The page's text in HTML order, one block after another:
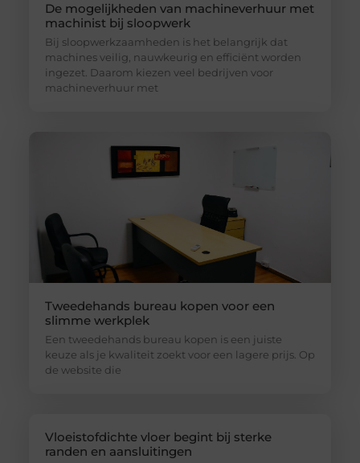
De mogelijkheden van machineverhuur met
machinist bij sloopwerk
Bij sloopwerkzaamheden is het belangrijk dat
machines veilig, nauwkeurig en efficiënt worden
ingezet. Daarom kiezen veel bedrijven voor
machineverhuur met
Tweedehands bureau kopen voor een
slimme werkplek
Een tweedehands bureau kopen is een juiste
keuze als je kwaliteit zoekt voor een lagere prijs. Op
de website die
Vloeistofdichte vloer begint bij sterke
randen en aansluitingen